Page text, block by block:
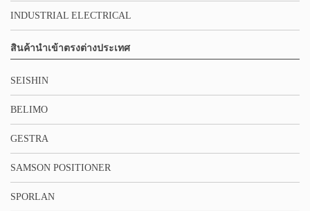
INDUSTRIAL ELECTRICAL
สินค้านำเข้าตรงต่างประเทศ
SEISHIN
BELIMO
GESTRA
SAMSON POSITIONER
SPORLAN